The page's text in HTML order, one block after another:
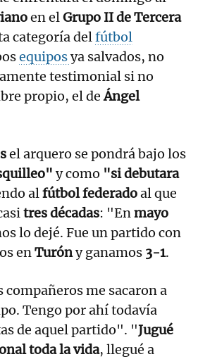
en elGrupo II de Tercera
categoría delfútbol
equiposya salvados, no
testimonial si no
propio, el deÁngel
el arquero se pondrá bajo los
y como "si debutara
alfútbol federadoal que
tres décadas: "Enmayo
lo dejé. Fue un partido con
enTuróny ganamos 3-1.
compañeros me sacaron a
Tengo por ahí todavía
de aquel partido". "Jugué
toda la vida, llegué a